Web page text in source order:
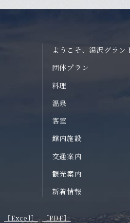
ようこそ、湯沢グラン
団体プラン
料理
温泉
客室
館内施設
交通案内
観光案内
新着情報
［Excel］ ［PDF］